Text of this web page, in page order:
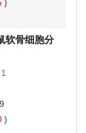
)
软骨细胞分
)